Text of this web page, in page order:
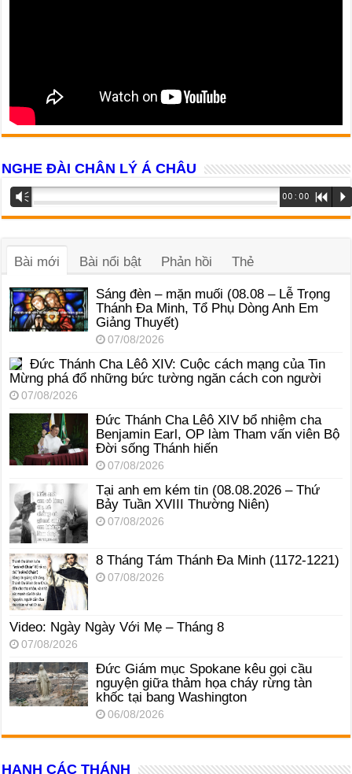
NGHE ĐÀI CHÂN LÝ Á CHÂU
Trình
phát
âm
Vm 00:00 R P
Bài mới Bài nổi bật Phản hồi Thẻ
Sáng đèn – mặn muối (08.08 – Lễ Trọng
Thánh Đa Minh, Tổ Phụ Dòng Anh Em
Giảng Thuyết)
07/08/2026
Đức Thánh Cha Lêô XIV: Cuộc cách mạng của Tin
Mừng phá đổ những bức tường ngăn cách con người
07/08/2026
Đức Thánh Cha Lêô XIV bổ nhiệm cha
Benjamin Earl, OP làm Tham vấn viên Bộ
Đời sống Thánh hiến
07/08/2026
Tại anh em kém tin (08.08.2026 – Thứ
Bảy Tuần XVIII Thường Niên)
07/08/2026
8 Tháng Tám Thánh Ða Minh (1172-1221)
07/08/2026
Video: Ngày Ngày Với Mẹ – Tháng 8
07/08/2026
Đức Giám mục Spokane kêu gọi cầu
nguyện giữa thảm họa cháy rừng tàn
khốc tại bang Washington
06/08/2026
HẠNH CÁC THÁNH